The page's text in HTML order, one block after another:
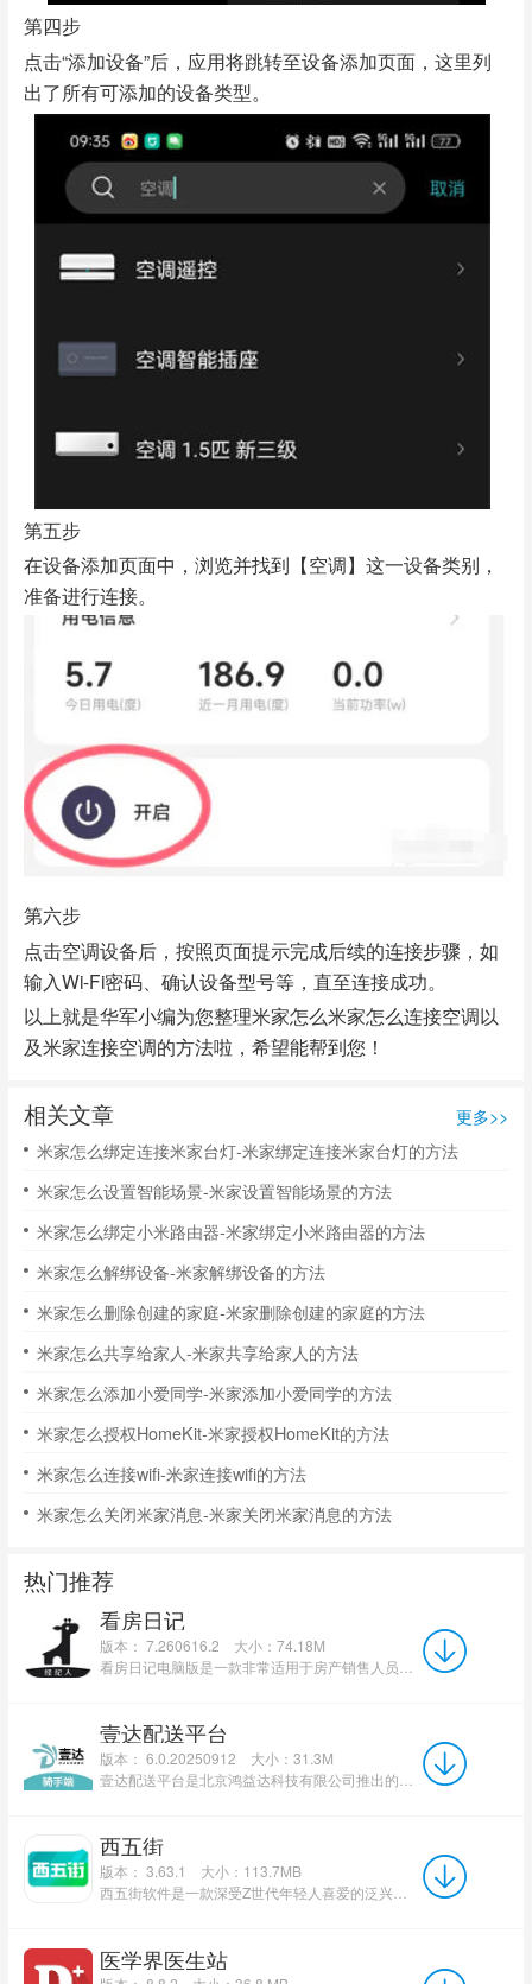
第四步
点击“添加设备”后，应用将跳转至设备添加页面，这里列
出了所有可添加的设备类型。
第五步
在设备添加页面中，浏览并找到【空调】这一设备类别，
准备进行连接。
第六步
点击空调设备后，按照页面提示完成后续的连接步骤，如
输入Wi-Fi密码、确认设备型号等，直至连接成功。
以上就是华军小编为您整理米家怎么米家怎么连接空调以
及米家连接空调的方法啦，希望能帮到您！
相关文章
更多>>
米家怎么绑定连接米家台灯-米家绑定连接米家台灯的方法
米家怎么设置智能场景-米家设置智能场景的方法
米家怎么绑定小米路由器-米家绑定小米路由器的方法
米家怎么解绑设备-米家解绑设备的方法
米家怎么删除创建的家庭-米家删除创建的家庭的方法
米家怎么共享给家人-米家共享给家人的方法
米家怎么添加小爱同学-米家添加小爱同学的方法
米家怎么授权HomeKit-米家授权HomeKit的方法
米家怎么连接wifi-米家连接wifi的方法
米家怎么关闭米家消息-米家关闭米家消息的方法
热门推荐
看房日记
版本： 7.260616.2
大小：74.18M
壹达配送平台
版本： 6.0.20250912
大小：31.3M
西五街
版本： 3.63.1
大小：113.7MB
西五街软件是一款深受Z世代年轻人喜爱的泛兴趣社区应用，由北京五街科技有限公司打造，专注美妆测评与兴趣社...
医学界医生站